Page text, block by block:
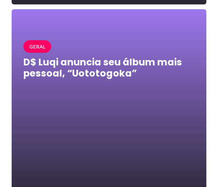
GERAL
D$ Luqi anuncia seu álbum mais
pessoal, “Uototogoka”